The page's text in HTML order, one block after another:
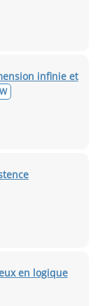
infinie et
en logique